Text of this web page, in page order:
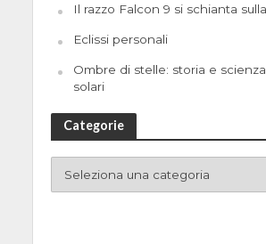
Il razzo Falcon 9 si schianta
Eclissi personali
Ombre di stelle: storia e
solari
Categorie